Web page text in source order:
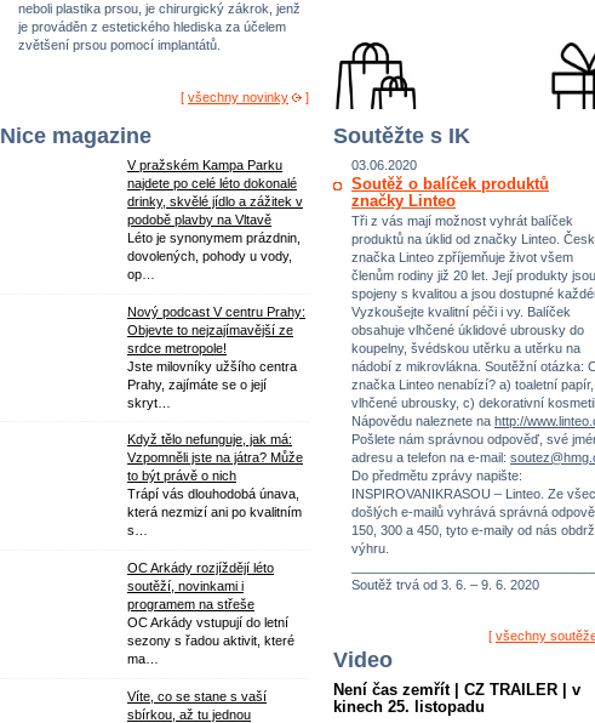
neboli plastika prsou, je chirurgický zákrok, jenž
je prováděn z estetického hlediska za účelem
zvětšení prsou pomocí implantátů.
[ všechny novinky ]
Nice magazine
V pražském Kampa Parku
najdete po celé léto dokonalé
drinky, skvělé jídlo a zážitek v
podobě plavby na Vltavě
Léto je synonymem prázdnin,
dovolených, pohody u vody,
op…
Nový podcast V centru Prahy:
Objevte to nejzajímavější ze
srdce metropole!
Jste milovníky užšího centra
Prahy, zajímáte se o její
skryt…
Když tělo nefunguje, jak má:
Vzpomněli jste na játra? Může
to být právě o nich
Trápí vás dlouhodobá únava,
která nezmizí ani po kvalitním
s…
OC Arkády rozjíždějí léto
soutěží, novinkami i
programem na střeše
OC Arkády vstupují do letní
sezony s řadou aktivit, které
ma…
Víte, co se stane s vaší
sbírkou, až tu jednou
Soutěžte s IK
03.06.2020
Soutěž o balíček produktů
značky Linteo
Tři z vás mají možnost vyhrát balíček
produktů na úklid od značky Linteo.
značka Linteo zpříjemňuje život všem
členům rodiny již 20 let. Její produkty jsou
spojeny s kvalitou a jsou dostupné
Vyzkoušejte kvalitní péči i vy. Balíček
obsahuje vlhčené úklidové ubrousky do
koupelny, švédskou utěrku a utěrku na
nádobí z mikrovlákna. Soutěžní otázka:
značka Linteo nenabízí? a) toaletní
vlhčené ubrousky, c) dekorativní
Nápovědu naleznete na http://
Pošlete nám správnou odpověď, své
adresu a telefon na e-mail:
Do předmětu zprávy napište:
INSPIROVANIKRASOU – Linteo. Ze
došlých e-mailů vyhrává správná
150, 300 a 450, tyto e-maily od nás
výhru.
Soutěž trvá od 3. 6. – 9. 6. 2020
[ všechny
Video
Není čas zemřít | CZ TRAILER | v
kinech 25. listopadu